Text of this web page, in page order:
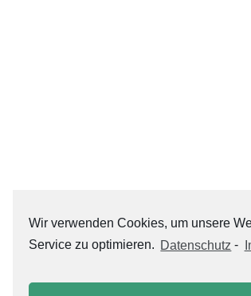
Wir verwenden Cookies, um unsere
Service zu optimieren. Datenschutz -